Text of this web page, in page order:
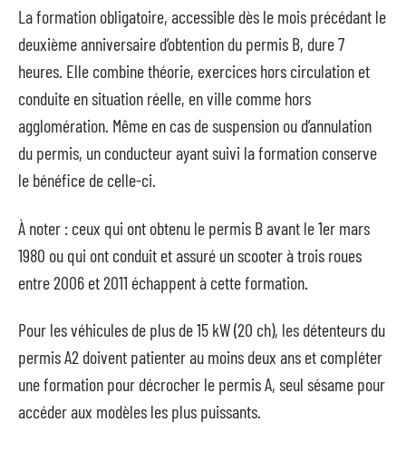
La formation obligatoire, accessible dès le mois précédant le
deuxième anniversaire d’obtention du permis B, dure 7
heures. Elle combine théorie, exercices hors circulation et
conduite en situation réelle, en ville comme hors
agglomération. Même en cas de suspension ou d’annulation
du permis, un conducteur ayant suivi la formation conserve
le bénéfice de celle-ci.
À noter : ceux qui ont obtenu le permis B avant le 1er mars
1980 ou qui ont conduit et assuré un scooter à trois roues
entre 2006 et 2011 échappent à cette formation.
Pour les véhicules de plus de 15 kW (20 ch), les détenteurs du
permis A2 doivent patienter au moins deux ans et compléter
une formation pour décrocher le permis A, seul sésame pour
accéder aux modèles les plus puissants.